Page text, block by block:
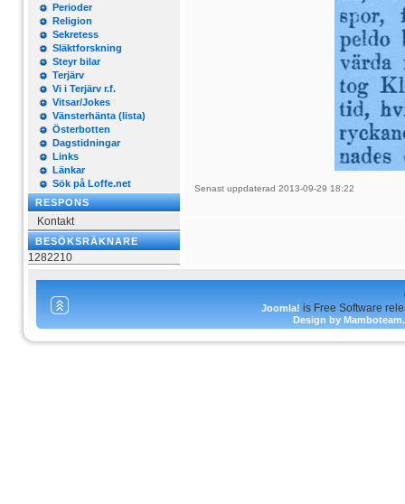
Perioder
Religion
Sekretess
Släktforskning
Steyr bilar
Terjärv
Vi i Terjärv r.f.
Vitsar/Jokes
Vänsterhänta (lista)
Österbotten
Dagstidningar
Links
Länkar
Sök på Loffe.net
RESPONS
Kontakt
BESÖKSRÄKNARE
1282210
Senast uppdaterad 2013-09-29 18:22
Joomla! is Free Software
Design by